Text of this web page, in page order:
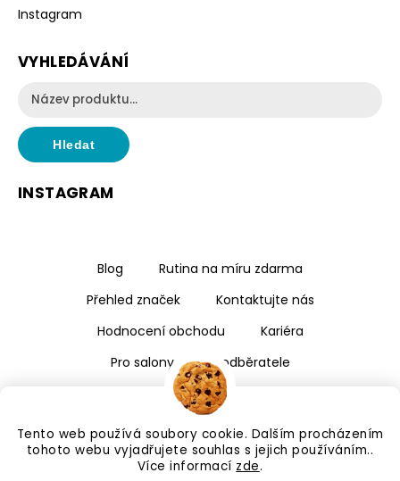
Tento web používá soubory cookie. Dalším procházením
tohoto webu vyjadřujete souhlas s jejich používáním..
Více informací zde.
Instagram
VYHLEDÁVÁNÍ
Hledat
INSTAGRAM
Blog
Rutina na míru zdarma
Přehled značek
Kontaktujte nás
Hodnocení obchodu
Kariéra
Pro salony a velkoodběratele